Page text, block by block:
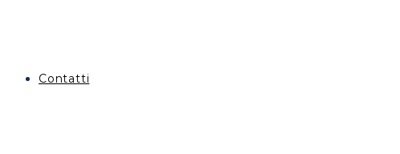
Contatti